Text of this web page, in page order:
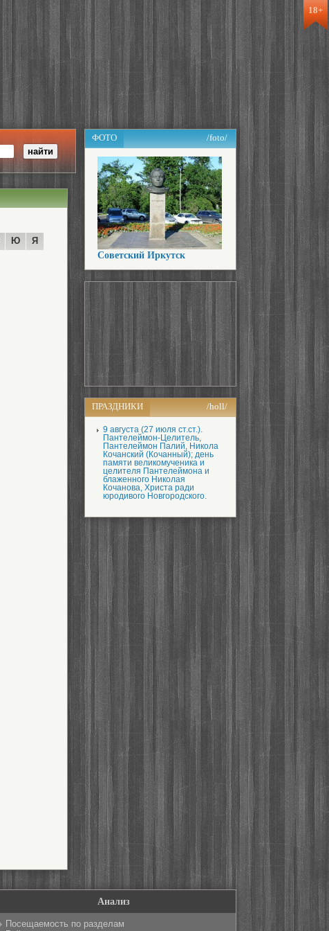
18+
ФОТО /foto/
Советский Иркутск
ПРАЗДНИКИ /holl/
9 августа (27 июля ст.ст.).
Пантелеймон-Целитель,
Пантелеймон Палий, Никола
Кочанский (Кочанный); день
памяти великомученика и
целителя Пантелеймона и
блаженного Николая
Кочанова, Христа ради
юродивого Новгородского.
Ю Я
Анализ
Посещаемость по разделам